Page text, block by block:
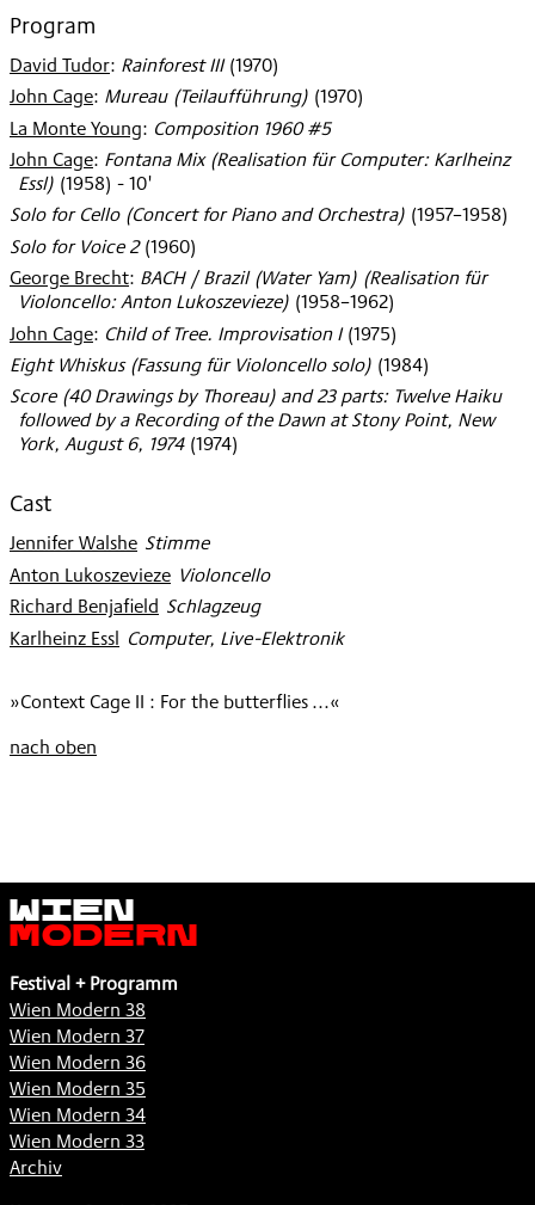
2004
Program
David Tudor: Rainforest III (1970)
John Cage: Mureau (Teilaufführung) (1970)
La Monte Young: Composition 1960 #5
John Cage: Fontana Mix (Realisation für Computer: Karlheinz
Essl) (1958) - 10'
Solo for Cello (Concert for Piano and Orchestra) (1957–1958)
Solo for Voice 2 (1960)
George Brecht: BACH / Brazil (Water Yam) (Realisation für
Violoncello: Anton Lukoszevieze) (1958–1962)
John Cage: Child of Tree. Improvisation I (1975)
Eight Whiskus (Fassung für Violoncello solo) (1984)
Score (40 Drawings by Thoreau) and 23 parts: Twelve Haiku
followed by a Recording of the Dawn at Stony Point, New
York, August 6, 1974 (1974)
Cast
Jennifer Walshe
: Stimme
Anton Lukoszevieze
: Violoncello
Richard Benjafield: Schlagzeug
Karlheinz Essl: Computer, Live-Elektronik
»Context Cage II : For the butterflies ...«
nach oben
Wien
Modern
Festival + Programm
Wien Modern 38
Wien Modern 37
Wien Modern 36
Wien Modern 35
Wien Modern 34
Wien Modern 33
Archiv